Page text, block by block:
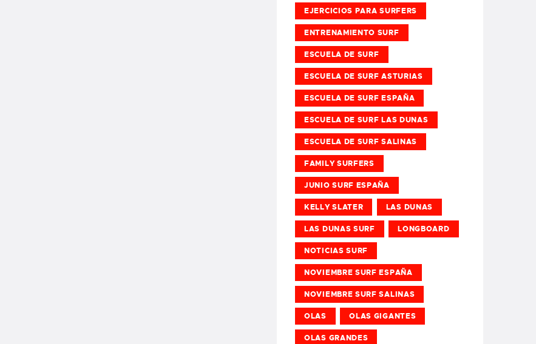
EJERCICIOS PARA SURFERS
ENTRENAMIENTO SURF
ESCUELA DE SURF
ESCUELA DE SURF ASTURIAS
ESCUELA DE SURF ESPAÑA
ESCUELA DE SURF LAS DUNAS
ESCUELA DE SURF SALINAS
FAMILY SURFERS
JUNIO SURF ESPAÑA
KELLY SLATER LAS DUNAS
LAS DUNAS SURF LONGBOARD
NOTICIAS SURF
NOVIEMBRE SURF ESPAÑA
NOVIEMBRE SURF SALINAS
OLAS OLAS GIGANTES
OLAS GRANDES